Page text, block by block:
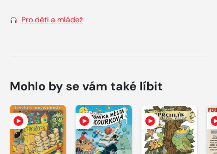
Pro děti a mládež
Mohlo by se vám také líbit